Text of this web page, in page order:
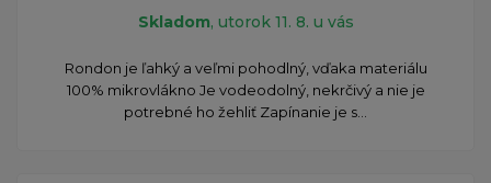
Skladom, utorok 11. 8. u vás
Rondon je ľahký a veľmi pohodlný, vďaka materiálu
100% mikrovlákno Je vodeodolný, nekrčivý a nie je
potrebné ho žehliť Zapínanie je s...